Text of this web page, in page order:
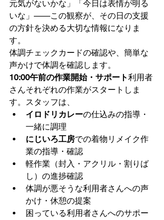
元気がないかな」「今日は表情が明る
いな」——この観察が、その日の支援
の方針を決める大切な情報になりま
す。
体調チェックカードの確認や、簡単な
声かけで体調を確認します。
10:00午前の作業開始・サポート利用者
さんそれぞれの作業がスタートしま
す。スタッフは、
イロドリカレーの仕込みの指導・
一緒に調理
にじいろ工房での着物リメイク作
業の指導・確認
軽作業（封入・アクリル・割りば
し）の進捗確認
体調が悪そうな利用者さんへの声
かけ・休憩の提案
困っている利用者さんへのサポー